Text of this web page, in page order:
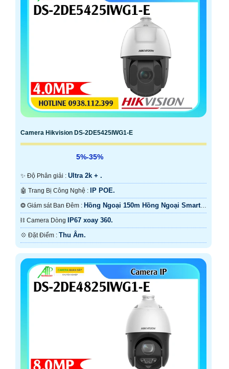
Camera Hikvision DS-2DE5425IWG1-E
5%-35%
✨ Độ Phân giải : Ultra 2k + .
🤖️ Trang Bị Công Nghệ : IP POE.
❂ Giám sát Ban Đêm : Hồng Ngoại 150m Hồng Ngoại Smart
IR.⛓ Camera Dòng IP67 xoay 360.
️💠 Đặt Điểm : Thu Âm.